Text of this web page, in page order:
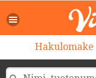
Hakulomake